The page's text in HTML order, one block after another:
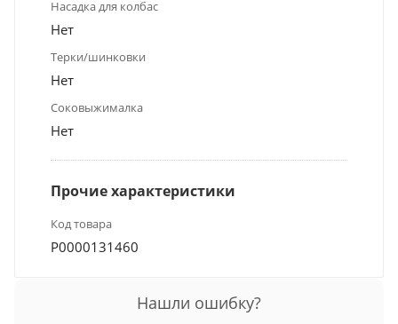
Насадка для колбас
Нет
Терки/шинковки
Нет
Соковыжималка
Нет
Прочие характеристики
Код товара
Р0000131460
Нашли ошибку?